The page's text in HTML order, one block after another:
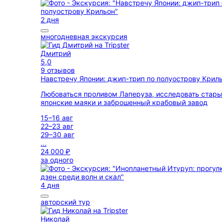
2 дня
многодневная экскурсия
Дмитрий
5,0
9 отзывов
Навстречу Японии: джип-трип по полуострову
Любоваться проливом Лаперуза, исследовать
японские маяки и заброшенный крабовый завод
15–16 авг
22–23 авг
29–30 авг
...
24 000 ₽
за одного
4 дня
авторский тур
Николай